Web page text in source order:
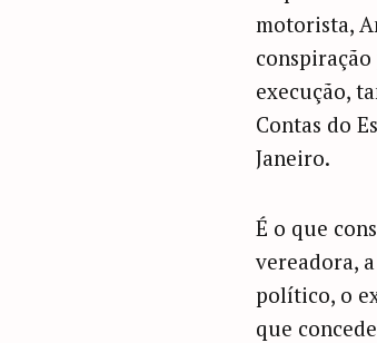
motorista,
execução,
Contas do
Janeiro.
É o que
vereadora,
político, o
que